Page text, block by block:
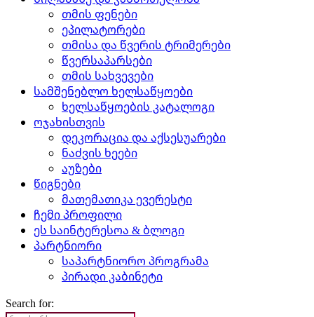
თმის ფენები
ეპილატორები
თმისა და წვერის ტრიმერები
წვერსაპარსები
თმის სახვევები
სამშენებლო ხელსაწყოები
ხელსაწყოების კატალოგი
ოჯახისთვის
დეკორაცია და აქსესუარები
ნაძვის ხეები
აუზები
წიგნები
მათემათიკა ევერესტი
ჩემი პროფილი
ეს საინტერესოა & ბლოგი
პარტნიორი
საპარტნიორო პროგრამა
პირადი კაბინეტი
Search for: